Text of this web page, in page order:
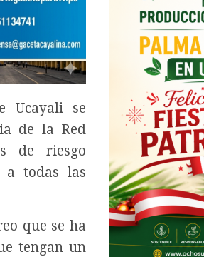
Ucayali se
de la Red
de riesgo
a todas las
que se ha
tengan un